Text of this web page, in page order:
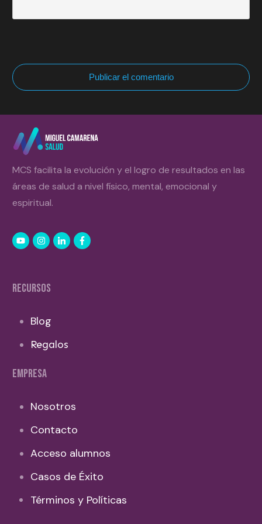
Publicar el comentario
MCS facilita la evolución y el logro de resultados en las
áreas de salud a nivel físico, mental, emocional y
espiritual.
RECURSOS
Blog
Regalos
EMPRESA
Nosotros
Contacto
Acceso alumnos
Casos de Éxito
Términos y Políticas